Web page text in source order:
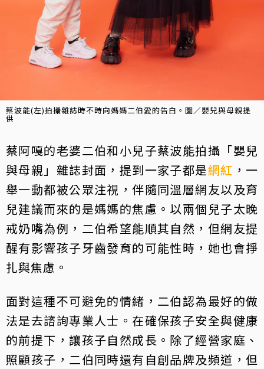
蔡波能(左)拍攝雜誌時不時向媽媽二伯愛的告白。圖／嬰兒與母親提
供
蔡阿嘎的老婆二伯和小兒子蔡波能拍攝「嬰兒
與母親」雜誌封面，提到一家子都是網紅 ，一
舉一動都被公眾注視，伴隨同溫層網友以及育
兒建議而來的是媽媽的焦慮。以兩個兒子太晚
戒奶嘴為例，二伯希望能順其自然，但網友提
醒有影響孩子牙齒發育的可能性時，她也會掙
扎與焦慮。
面對這種不可避免的情緒，二伯認為最好的做
法是去諮詢專業人士。在確保孩子安全與健康
的前提下，讓孩子自然成長。除了經營家庭、
照顧孩子，二伯同時還有自創品牌及頻道，但